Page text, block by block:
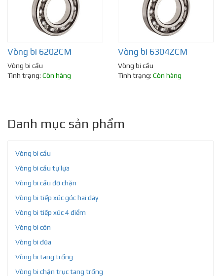
Vòng bi 6202CM
Vòng bi cầu
Tình trạng: Còn hàng
Vòng bi 6304ZCM
Vòng bi cầu
Tình trạng: Còn hàng
Danh mục sản phẩm
Vòng bi cầu
Vòng bi cầu tự lựa
Vòng bi cầu đỡ chặn
Vòng bi tiếp xúc góc hai dãy
Vòng bi tiếp xúc 4 điểm
Vòng bi côn
Vòng bi đũa
Vòng bi tang trống
Vòng bi chặn trục tang trống